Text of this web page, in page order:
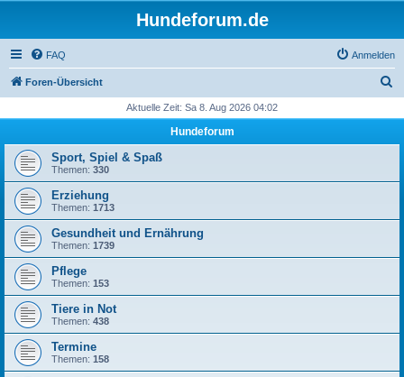
Hundeforum.de
FAQ Anmelden
Foren-Übersicht
h
Aktuelle Zeit: Sa 8. Aug 2026 04:02
Hundeforum
Sport, Spiel & Spaß
Themen: 330
Erziehung
Themen: 1713
Gesundheit und Ernährung
Themen: 1739
Pflege
Themen: 153
Tiere in Not
Themen: 438
Termine
Themen: 158